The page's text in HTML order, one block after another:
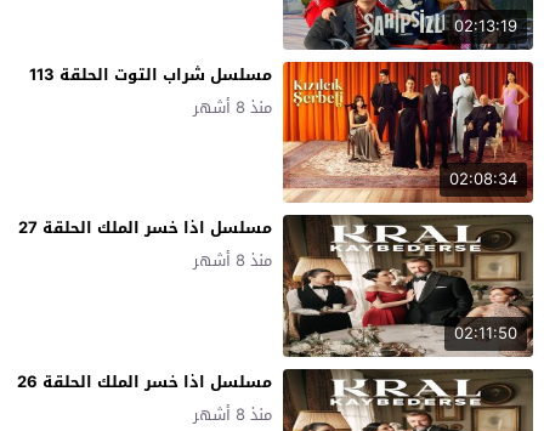
02:13:19
02:08:34
مسلسل شراب التوت الحلقة 113
منذ 8 أشهر
02:11:50
مسلسل اذا خسر الملك الحلقة 27
منذ 8 أشهر
مسلسل اذا خسر الملك الحلقة 26
منذ 8 أشهر